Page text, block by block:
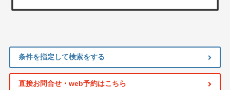
条件を指定して検索をする
直接お問合せ・web予約はこちら